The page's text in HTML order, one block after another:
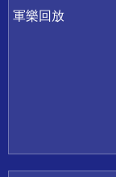
軍樂回放